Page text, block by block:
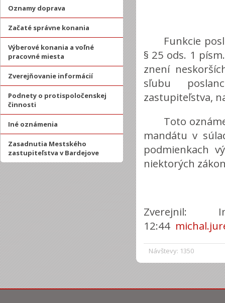
Oznamy doprava
Začaté správne konania
Výberové konania a voľné
pracovné miesta
Zverejňovanie informácií
Podnety o protispoločenskej
činnosti
Iné oznámenia
Zasadnutia Mestského
zastupiteľstva v Bardejove
Návštevy: 1350
Funkcie
§ 25 ods. 1
znení
sľubu
zastupiteľstva,
Toto
mandátu v
podmienkach
niektorých
Zverejnil:
12:44